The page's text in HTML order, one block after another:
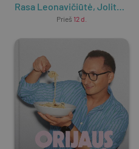
Rasa Leonavičiūtė, Jolita Bernotienė
Prieš 12 d.